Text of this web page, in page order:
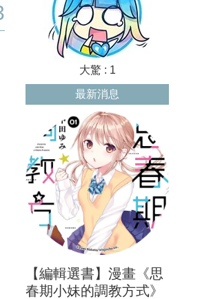
大驚 : 1
最新消息
【編輯選書】漫畫《思
春期小妹的調教方式》